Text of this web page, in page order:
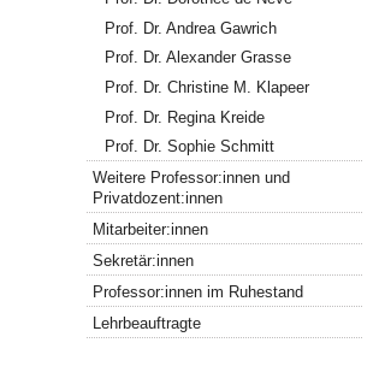
Prof. Dr. Andrea Gawrich
Prof. Dr. Alexander Grasse
Prof. Dr. Christine M. Klapeer
Prof. Dr. Regina Kreide
Prof. Dr. Sophie Schmitt
Weitere Professor:innen und
Privatdozent:innen
Mitarbeiter:innen
Sekretär:innen
Professor:innen im Ruhestand
Lehrbeauftragte